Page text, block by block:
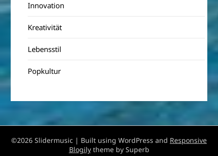
Innovation
Kreativität
Lebensstil
Popkultur
©2026 Slidermusic | Built using WordPress and Responsive
Blogilytheme by Superb